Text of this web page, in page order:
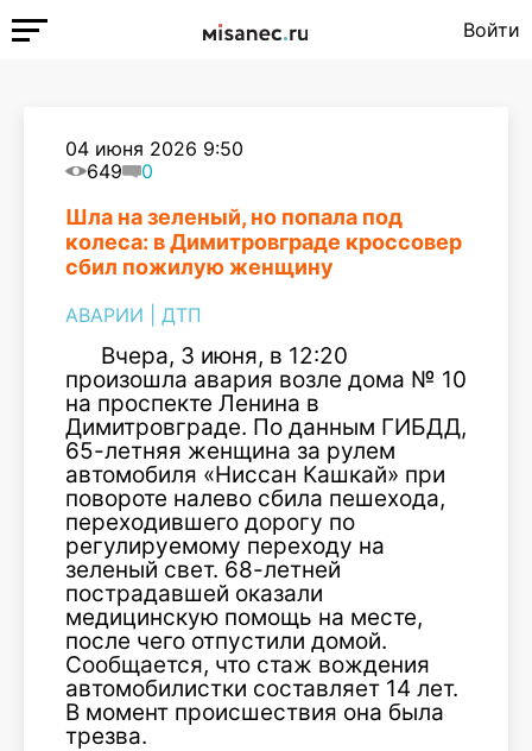
Войти
04 июня 2026 9:50
649
0
Шла на зеленый, но попала под
колеса: в Димитровграде кроссовер
сбил пожилую женщину
АВАРИИ ДТП
Вчера, 3 июня, в 12:20
произошла авария возле дома № 10
на проспекте Ленина в
Димитровграде. По данным ГИБДД,
65-летняя женщина за рулем
автомобиля «Ниссан Кашкай» при
повороте налево сбила пешехода,
переходившего дорогу по
регулируемому переходу на
зеленый свет. 68-летней
пострадавшей оказали
медицинскую помощь на месте,
после чего отпустили домой.
Сообщается, что стаж вождения
автомобилистки составляет 14 лет.
В момент происшествия она была
трезва.